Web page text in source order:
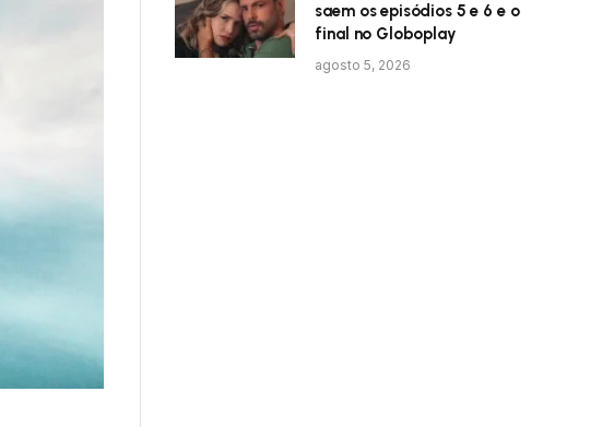
saem os episódios 5 e 6 e o
final no Globoplay
agosto 5, 2026